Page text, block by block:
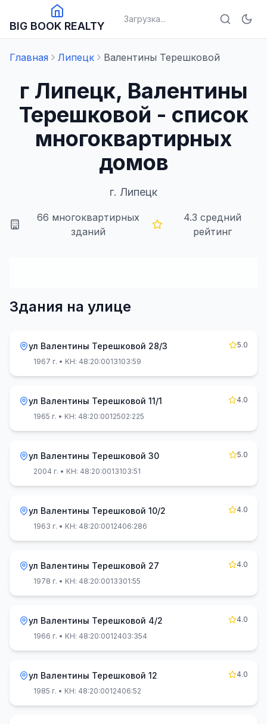
BIG BOOK REALTY
Загрузка...
Главная Липецк Валентины Терешковой
г Липецк, Валентины
Терешковой - список
многоквартирных
домов
г. Липецк
66 многоквартирных
зданий
4.3 средний
рейтинг
Здания на улице
ул Валентины Терешковой 28/3
5.0
1967 г. • КН: 48:20:0013103:59
ул Валентины Терешковой 11/1
4.0
1965 г. • КН: 48:20:0012502:225
ул Валентины Терешковой 30
5.0
2004 г. • КН: 48:20:0013103:51
ул Валентины Терешковой 10/2
4.0
1963 г. • КН: 48:20:0012406:286
ул Валентины Терешковой 27
4.0
1978 г. • КН: 48:20:0013301:55
ул Валентины Терешковой 4/2
4.0
1966 г. • КН: 48:20:0012403:354
ул Валентины Терешковой 12
4.0
1985 г. • КН: 48:20:0012406:52